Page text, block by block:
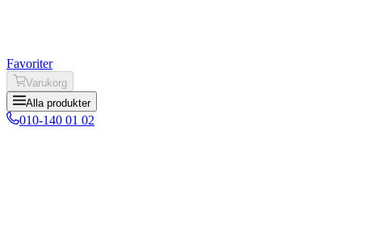
Favoriter
Varukorg
Alla produkter
010-140 01 02